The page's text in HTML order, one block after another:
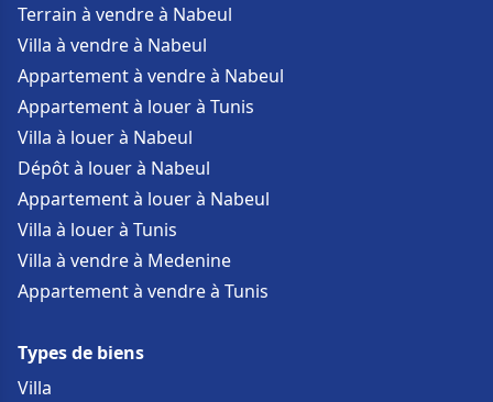
Terrain à vendre à Nabeul
Villa à vendre à Nabeul
Appartement à vendre à Nabeul
Appartement à louer à Tunis
Villa à louer à Nabeul
Dépôt à louer à Nabeul
Appartement à louer à Nabeul
Villa à louer à Tunis
Villa à vendre à Medenine
Appartement à vendre à Tunis
Types de biens
Villa